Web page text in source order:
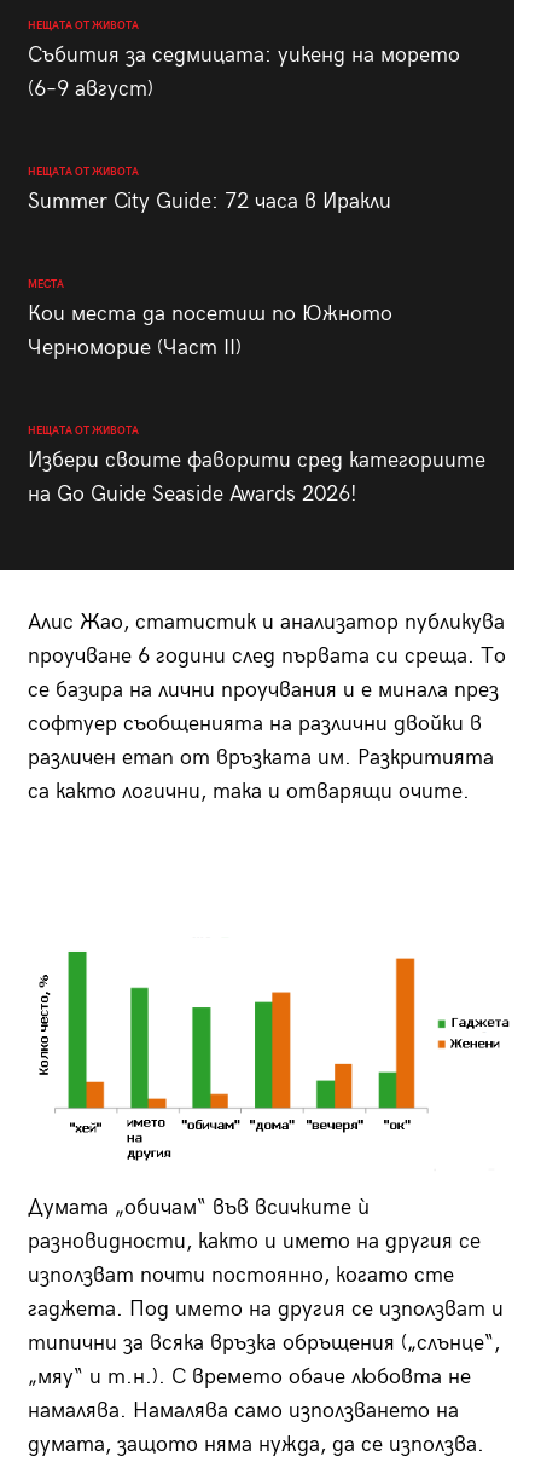
НЕЩАТА ОТ ЖИВОТА
Събития за седмицата: уикенд на морето
(6–9 август)
НЕЩАТА ОТ ЖИВОТА
Summer City Guide: 72 часа в Иракли
МЕСТА
Кои места да посетиш по Южното
Черноморие (Част II)
НЕЩАТА ОТ ЖИВОТА
Избери своите фаворити сред категориите
на Go Guide Seaside Awards 2026!
Алис Жао, статистик и анализатор публикува
проучване 6 години след първата си среща. То
се базира на лични проучвания и е минала през
софтуер съобщенията на различни двойки в
различен етап от връзката им. Разкритията
са както логични, така и отварящи очите.
Думата „обичам“ във всичките ѝ
разновидности, както и името на другия се
използват почти постоянно, когато сте
гаджета. Под името на другия се използват и
типични за всяка връзка обръщения („слънце“,
„мяу“ и т.н.). С времето обаче любовта не
намалява. Намалява само използването на
думата, защото няма нужда, да се използва.